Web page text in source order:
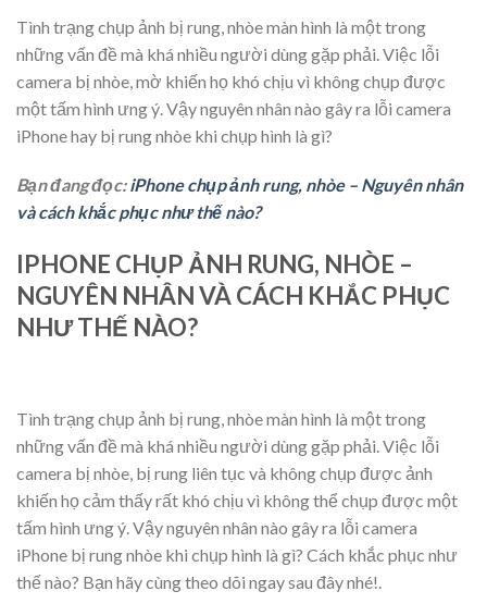
Tình trạng chụp ảnh bị rung, nhòe màn hình là một trong
những vấn đề mà khá nhiều người dùng gặp phải. Việc lỗi
camera bị nhòe, mờ khiến họ khó chịu vì không chụp được
một tấm hình ưng ý. Vậy nguyên nhân nào gây ra lỗi camera
iPhone hay bị rung nhòe khi chụp hình là gì?
Bạn đang đọc:iPhone chụp ảnh rung, nhòe – Nguyên nhân
và cách khắc phục như thế nào?
IPHONE CHỤP ẢNH RUNG, NHÒE –
NGUYÊN NHÂN VÀ CÁCH KHẮC PHỤC
NHƯ THẾ NÀO?
Tình trạng chụp ảnh bị rung, nhòe màn hình là một trong
những vấn đề mà khá nhiều người dùng gặp phải. Việc lỗi
camera bị nhòe, bị rung liên tục và không chụp được ảnh
khiến họ cảm thấy rất khó chịu vì không thể chụp được một
tấm hình ưng ý. Vậy nguyên nhân nào gây ra lỗi camera
iPhone bị rung nhòe khi chụp hình là gì? Cách khắc phục như
thế nào? Bạn hãy cùng theo dõi ngay sau đây nhé!.